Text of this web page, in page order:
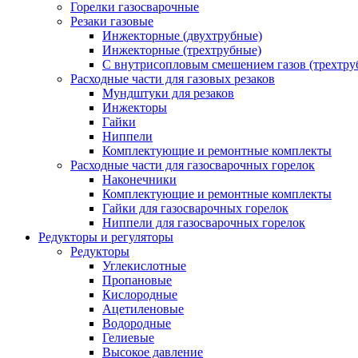
Горелки газосварочные
Резаки газовые
Инжекторные (двухтрубные)
Инжекторные (трехтрубные)
С внутрисопловым смешением газов
Расходные части для газовых резаков
Мундштуки для резаков
Инжекторы
Гайки
Ниппели
Комплектующие и ремонтные комплекты
Расходные части для газосварочных горелок
Наконечники
Комплектующие и ремонтные комплекты
Гайки для газосварочных горелок
Ниппели для газосварочных горелок
Редукторы и регуляторы
Редукторы
Углекислотные
Пропановые
Кислородные
Ацетиленовые
Водородные
Гелиевые
Высокое давление